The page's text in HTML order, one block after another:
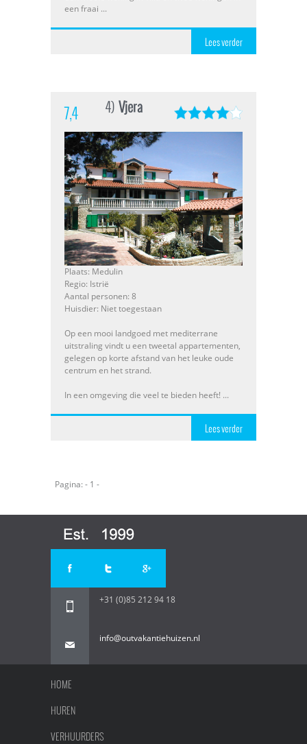
een fraai ...
Lees verder
7,4 4) Vjera
Plaats: Medulin
Regio: Istrië
Aantal personen: 8
Huisdier: Niet toegestaan
Op een mooi landgoed met mediterrane
uitstraling vindt u een tweetal appartementen,
gelegen op korte afstand van het leuke oude
centrum en het strand.
In een omgeving die veel te bieden heeft! ...
Lees verder
Pagina: - 1 -
+31 (0)85 212 94 18
info@outvakantiehuizen.nl
HOME
HUREN
VERHUURDERS